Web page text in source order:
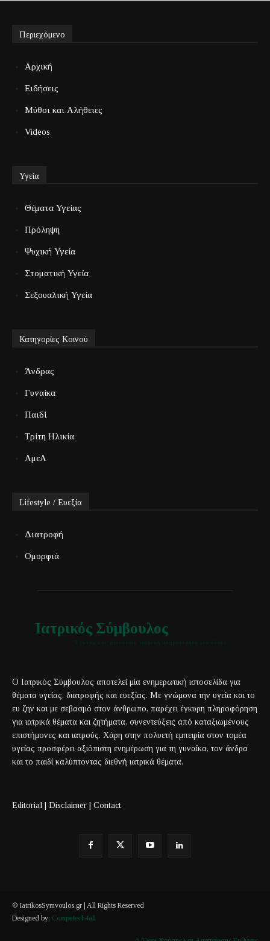
Περιεχόμενο
Αρχική
Ειδήσεις
Μύθοι και Αλήθειες
Videos
Υγεία
Θέματα Υγείας
Πρόληψη
Ψυχική Υγεία
Στοματική Υγεία
Σεξουαλική Υγεία
Κατηγορίες Κοινού
Άνδρας
Γυναίκα
Παιδί
Τρίτη Ηλικία
ΑμεΑ
Lifestyle / Ευεξία
Διατροφή
Ομορφιά
Ιατρικός Σύμβουλος
Ο Ιατρικός Σύμβουλος αποτελεί μία ενημερωτική ιστοσελίδα για
θέματα υγείας, διατροφής και ευεξίας. Με γνώμονα την υγεία και το
ευ ζην και με σεβασμό στον άνθρωπο, παρέχει έγκυρη πληροφόρηση
για ιατρικά θέματα και ζητήματα, συνεντεύξεις από καταξιωμένους
επιστήμονες και ιατρούς. Χάρη στην πολυετή εμπειρία στον τομέα
υγείας προσφέρει αξιόπιστη ενημέρωση για τη γυναίκα, τον άνδρα
και το παιδί καλύπτοντας διεθνή ιατρικά θέματα.
Editorial | Disclaimer | Contact
© IatrikosSymvoulos.gr | All Rights Reserved
Designed by: Computech4all